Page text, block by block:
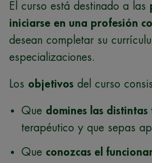
El curso está destinado a las
iniciarse en una profesión
desean completar su
especializaciones.
Los objetivos del curso
Que domines las distintas
terapéutico y que sepas
Que conozcas el